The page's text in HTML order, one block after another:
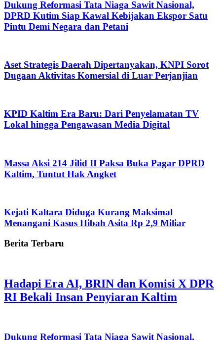
Dukung Reformasi Tata Niaga Sawit Nasional,
DPRD Kutim Siap Kawal Kebijakan Ekspor Satu
Pintu Demi Negara dan Petani
Aset Strategis Daerah Dipertanyakan, KNPI Sorot
Dugaan Aktivitas Komersial di Luar Perjanjian
KPID Kaltim Era Baru: Dari Penyelamatan TV
Lokal hingga Pengawasan Media Digital
Massa Aksi 214 Jilid II Paksa Buka Pagar DPRD
Kaltim, Tuntut Hak Angket
Kejati Kaltara Diduga Kurang Maksimal
Menangani Kasus Hibah Asita Rp 2,9 Miliar
Berita Terbaru
Hadapi Era AI, BRIN dan Komisi X DPR
RI Bekali Insan Penyiaran Kaltim
Dukung Reformasi Tata Niaga Sawit Nasional,